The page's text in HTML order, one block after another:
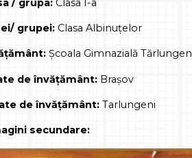
grupei: Clasa Albinuțelor
Școala Gimnazială
de învățământ: Brașov
de învățământ: Tarlungeni
secundare: